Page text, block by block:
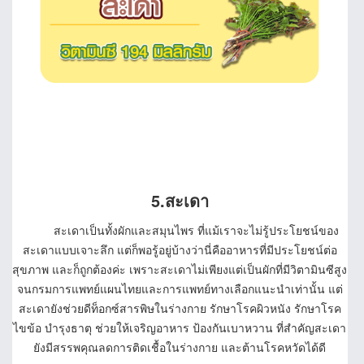
5.สะเดา
สะเดาเป็นทั้งผักและสมุนไพร ที่แม้เราจะไม่รู้ประโยชน์ของ
สะเดาแบบเจาะลึก แต่ก็พอรู้อยู่บ้างว่านี่คืออาหารที่มีประโยชน์ต่อ
สุขภาพ และก็ถูกต้องค่ะ เพราะสะเดาไม่เพียงแต่เป็นผักที่มีวิตามินซีสูง
จนกรมการแพทย์แผนไทยและการแพทย์ทางเลือกแนะนำเท่านั้น แต่
สะเดายังช่วยดีท็อกซ์สารพิษในร่างกาย รักษาโรคผิวหนัง รักษาโรค
ไขข้อ บำรุงธาตุ ช่วยให้เจริญอาหาร ป้องกันเบาหวาน ที่สำคัญสะเดา
ยังมีสรรพคุณลดการติดเชื้อในร่างกาย และต้านโรคหวัดได้ดี